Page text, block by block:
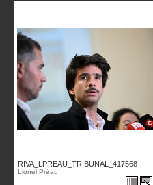
RIVA_LPREAU_TRIBUNAL_417568
Lionel Préau